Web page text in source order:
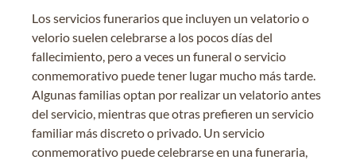
Los servicios funerarios que incluyen un velatorio o
velorio suelen celebrarse a los pocos días del
fallecimiento, pero a veces un funeral o servicio
conmemorativo puede tener lugar mucho más tarde.
Algunas familias optan por realizar un velatorio antes
del servicio, mientras que otras prefieren un servicio
familiar más discreto o privado. Un servicio
conmemorativo puede celebrarse en una funeraria,